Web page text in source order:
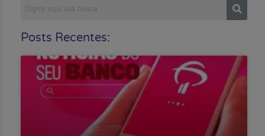
Posts Recentes: